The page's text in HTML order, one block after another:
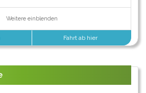
Weitere einblenden
Fahrt ab hier